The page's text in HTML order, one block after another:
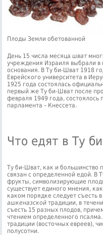
Плоды Земли обетованной
День 15 числа месяцашват
учреждения Израиля выбрали в
основания. В Ту би-Шват 1918
Еврейского университета в
1925 года состоялась
первый же Ту би-Шват после
февраля 1949 года, состоялось
парламента – Кнессета.
Что едят в Ту
Ту би-Шват, как и большинство
связан с определенной едой. В
фрукты, символизирующие
существует единого мнения,
каком порядке следует съесть
ашкеназской традиции, в
съесть 15 разных плодов,
чтением определенного
традиции (восточных евреев),
полусотни.